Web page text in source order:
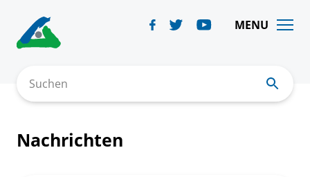
content
MENU
Suchen
Nachrichten